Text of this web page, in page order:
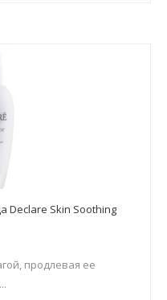
Declare Skin Soothing
продлевая ее